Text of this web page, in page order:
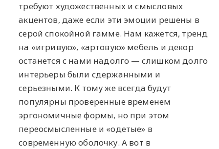
требуют художественных и смысловых
акцентов, даже если эти эмоции решены в
серой спокойной гамме. Нам кажется, тренд
на «игривую», «артовую» мебель и декор
останется с нами надолго — слишком долго
интерьеры были сдержанными и
серьезными. К тому же всегда будут
популярны проверенные временем
эргономичные формы, но при этом
переосмысленные и «одетые» в
современную оболочку. А вот в